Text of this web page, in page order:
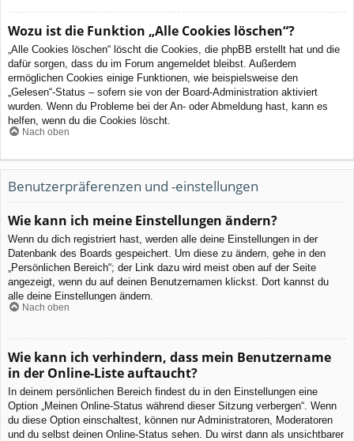
Wozu ist die Funktion „Alle Cookies löschen“?
„Alle Cookies löschen“ löscht die Cookies, die phpBB erstellt hat und die
dafür sorgen, dass du im Forum angemeldet bleibst. Außerdem
ermöglichen Cookies einige Funktionen, wie beispielsweise den
„Gelesen“-Status – sofern sie von der Board-Administration aktiviert
wurden. Wenn du Probleme bei der An- oder Abmeldung hast, kann es
helfen, wenn du die Cookies löscht.
Nach oben
Benutzerpräferenzen und -einstellungen
Wie kann ich meine Einstellungen ändern?
Wenn du dich registriert hast, werden alle deine Einstellungen in der
Datenbank des Boards gespeichert. Um diese zu ändern, gehe in den
„Persönlichen Bereich“; der Link dazu wird meist oben auf der Seite
angezeigt, wenn du auf deinen Benutzernamen klickst. Dort kannst du
alle deine Einstellungen ändern.
Nach oben
Wie kann ich verhindern, dass mein Benutzername
in der Online-Liste auftaucht?
In deinem persönlichen Bereich findest du in den Einstellungen eine
Option „Meinen Online-Status während dieser Sitzung verbergen“. Wenn
du diese Option einschaltest, können nur Administratoren, Moderatoren
und du selbst deinen Online-Status sehen. Du wirst dann als unsichtbarer